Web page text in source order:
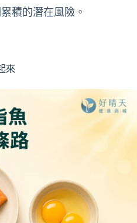
積的潛在風險。
來